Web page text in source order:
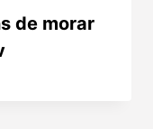
de morar